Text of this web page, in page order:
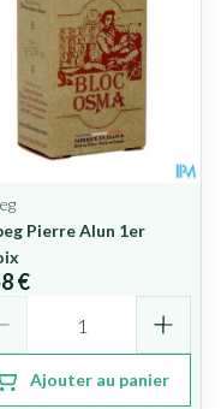
Pierre Alun 1er
€
Ajouter au panier